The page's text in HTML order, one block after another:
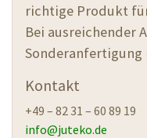
richtige Produkt
Bei ausreichender
Sonderanfertigung
Kontakt
+49 – 82 31 – 60 89 19
info@juteko.de